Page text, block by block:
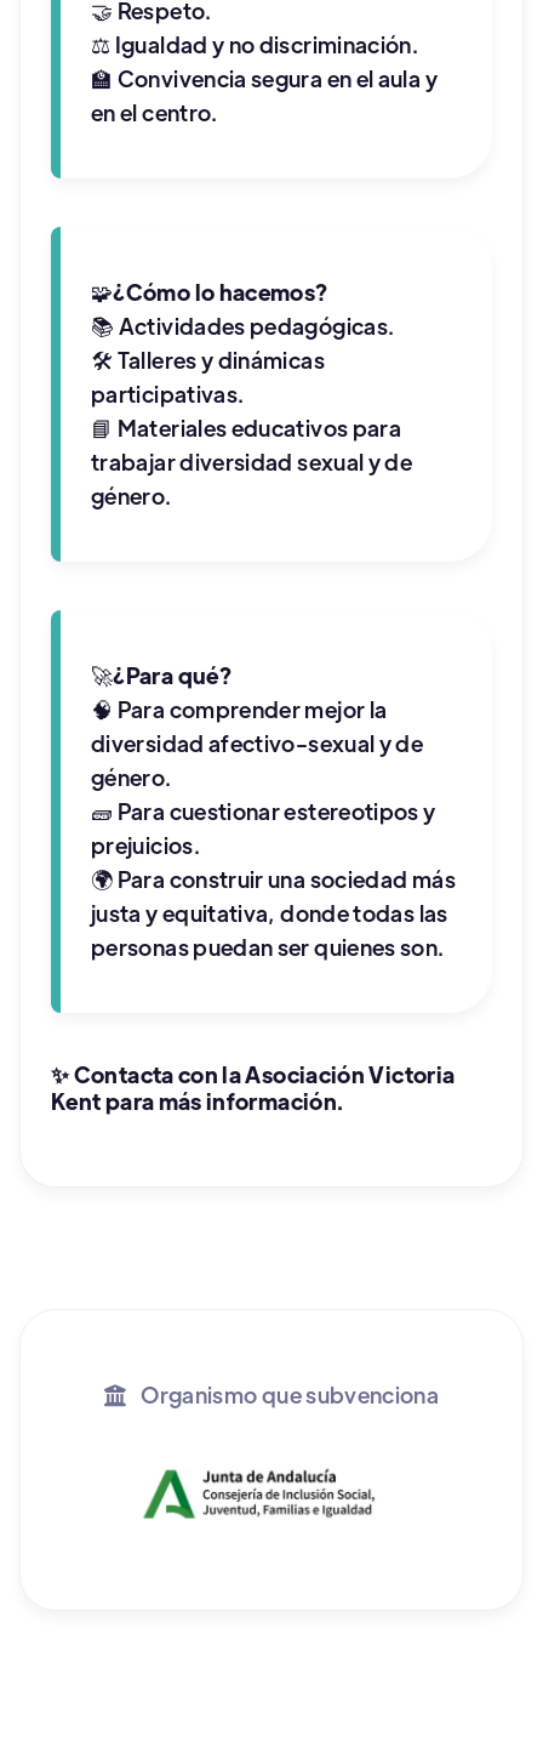
🤝 Respeto.​
⚖️ Igualdad y no discriminación.​
🏫 Convivencia segura en el aula y
en el centro.
🧩¿Cómo lo hacemos?
📚 Actividades pedagógicas.​
🛠 Talleres y dinámicas
participativas.​
📘 Materiales educativos para
trabajar diversidad sexual y de
género.
🚀¿Para qué?
🧠 Para comprender mejor la
diversidad afectivo-sexual y de
género.
🧱 Para cuestionar estereotipos y
prejuicios.
🌍 Para construir una sociedad más
justa y equitativa, donde todas las
personas puedan ser quienes son.
✨ Contacta con la Asociación Victoria
Kent para más información.
 Organismo que subvenciona